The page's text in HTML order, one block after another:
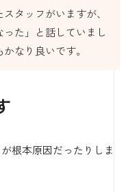
タッフがいますが、
った」と話していまし
なり良いです。
根本原因だったりしま